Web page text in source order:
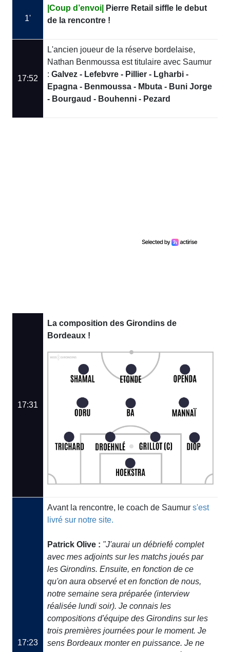
1'
|Coup d’envoi|
Pierre Retail siffle le debut
de la rencontre !
17:52
L'ancien joueur de la réserve bordelaise,
Nathan Benmoussa est titulaire avec Saumur
: Galvez - Lefebvre - Pillier - Lgharbi -
Epagna - Benmoussa - Mbuta - Buni Jorge
- Bourgaud - Bouhenni - Pezard
17:31
La composition des Girondins de
Bordeaux !
17:23
Avant la rencontre, le coach de Saumur s'est
livré sur notre site.
Patrick Olive : "J'aurai un débriefé complet
avec mes adjoints sur les matchs joués par
les Girondins. Ensuite, en fonction de ce
qu'on aura observé et en fonction de nous,
notre semaine sera préparée (interview
réalisée lundi soir). Je connais les
compositions d'équipe des Girondins sur les
trois premières journées pour le moment. Je
sens Bordeaux monter en puissance. Je ne